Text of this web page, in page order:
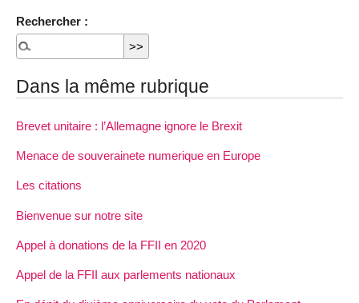
Rechercher :
Dans la même rubrique
Brevet unitaire : l’Allemagne ignore le Brexit
Menace de souverainete numerique en Europe
Les citations
Bienvenue sur notre site
Appel à donations de la FFII en 2020
Appel de la FFII aux parlements nationaux